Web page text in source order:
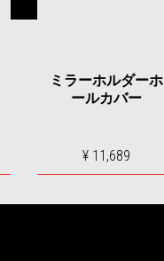
ミラーホルダーホ
ールカバー
¥ 11,689